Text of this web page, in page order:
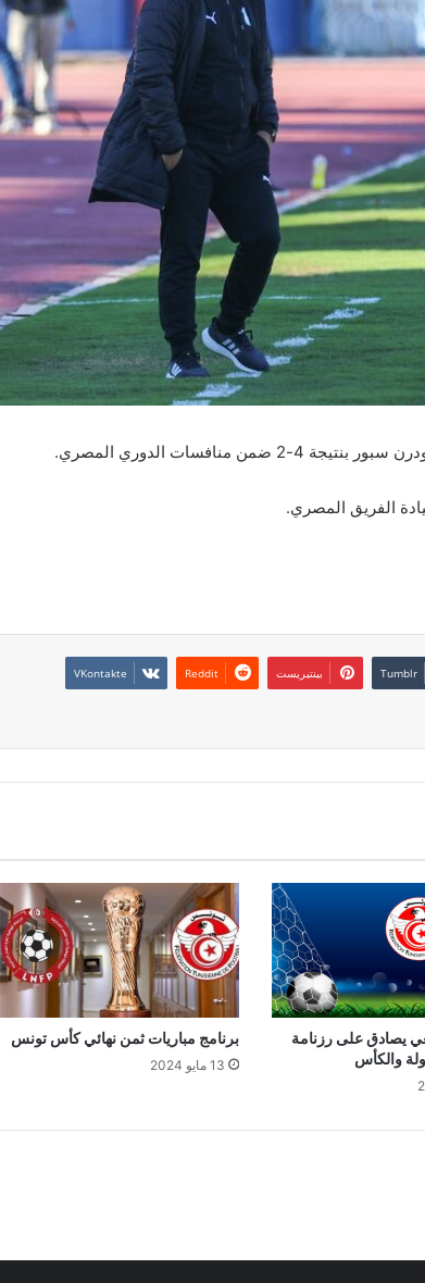
الدوري المصري.
الفريق المصري.
بينتيريست
يصادق على رزنامة
والكأس
برنامج مباريات ثمن نهائي كأس تونس
13 مايو 2024